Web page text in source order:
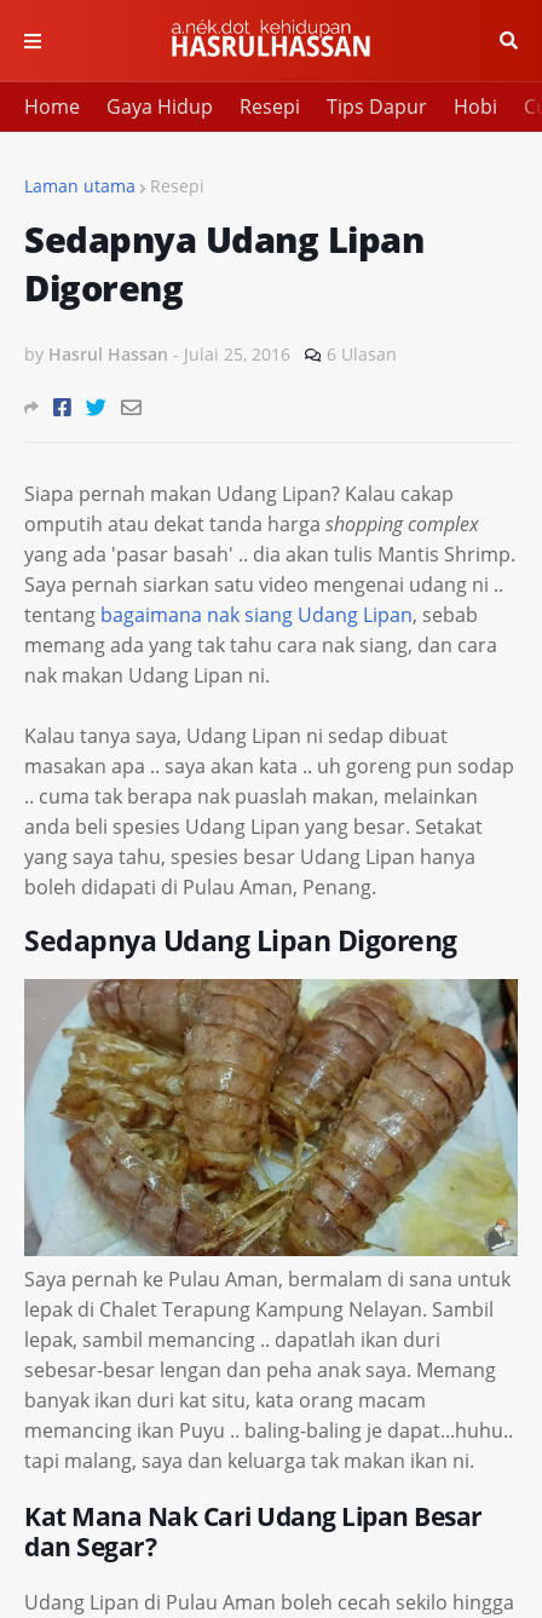
Home Gaya Hidup Resepi Tips Dapur Hobi
Laman utama Resepi
Sedapnya Udang Lipan
Digoreng
by Hasrul Hassan - Julai 25, 2016 6 Ulasan
Siapa pernah makan Udang Lipan? Kalau cakap
omputih atau dekat tanda harga shopping complex
yang ada 'pasar basah' .. dia akan tulis Mantis Shrimp.
Saya pernah siarkan satu video mengenai udang ni ..
tentang bagaimana nak siang Udang Lipan, sebab
memang ada yang tak tahu cara nak siang, dan cara
nak makan Udang Lipan ni.
Kalau tanya saya, Udang Lipan ni sedap dibuat
masakan apa .. saya akan kata .. uh goreng pun sodap
.. cuma tak berapa nak puaslah makan, melainkan
anda beli spesies Udang Lipan yang besar. Setakat
yang saya tahu, spesies besar Udang Lipan hanya
boleh didapati di Pulau Aman, Penang.
Sedapnya Udang Lipan Digoreng
Saya pernah ke Pulau Aman, bermalam di sana untuk
lepak di Chalet Terapung Kampung Nelayan. Sambil
lepak, sambil memancing .. dapatlah ikan duri
sebesar-besar lengan dan peha anak saya. Memang
banyak ikan duri kat situ, kata orang macam
memancing ikan Puyu .. baling-baling je dapat...huhu..
tapi malang, saya dan keluarga tak makan ikan ni.
Kat Mana Nak Cari Udang Lipan Besar
dan Segar?
Udang Lipan di Pulau Aman boleh cecah sekilo hingga